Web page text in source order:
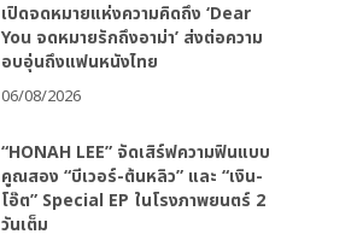
เปิดจดหมายแห่งความคิดถึง ‘Dear
You จดหมายรักถึงอาม่า’ ส่งต่อความ
อบอุ่นถึงแฟนหนังไทย
06/08/2026
“HONAH LEE” จัดเสิร์ฟความฟินแบบ
คูณสอง “บีเวอร์-ต้นหลิว” และ “เงิน-
โอ๊ต” Special EP ในโรงภาพยนตร์ 2
วันเต็ม